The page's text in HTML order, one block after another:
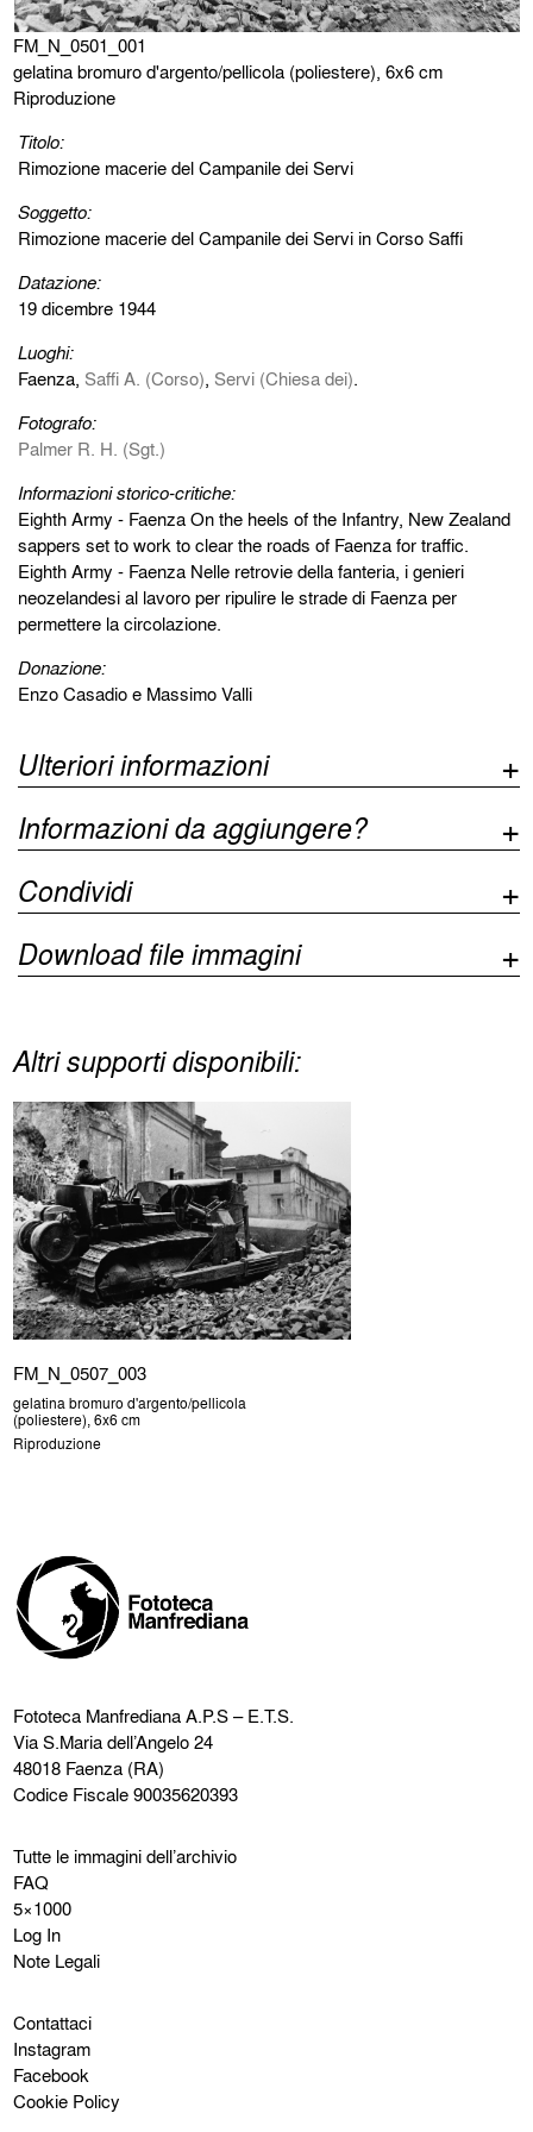
FM_N_0501_001
gelatina bromuro d'argento/pellicola (poliestere), 6x6 cm
Riproduzione
Titolo:
Rimozione macerie del Campanile dei Servi
Soggetto:
Rimozione macerie del Campanile dei Servi in Corso Saffi
Datazione:
19 dicembre 1944
Luoghi:
Faenza, Saffi A. (Corso), Servi (Chiesa dei).
Fotografo:
Palmer R. H. (Sgt.)
Informazioni storico-critiche:
Eighth Army - Faenza On the heels of the Infantry, New Zealand
sappers set to work to clear the roads of Faenza for traffic.
Eighth Army - Faenza Nelle retrovie della fanteria, i genieri
neozelandesi al lavoro per ripulire le strade di Faenza per
permettere la circolazione.
Donazione:
Enzo Casadio e Massimo Valli
Ulteriori informazioni
Informazioni da aggiungere?
Condividi
Download file immagini
Altri supporti disponibili:
FM_N_0507_003
gelatina bromuro d'argento/pellicola
(poliestere), 6x6 cm
Riproduzione
Fototeca ManfredianaA.P.S – E.T.S.
Via S.Maria dell’Angelo 24
48018 Faenza (RA)
Codice Fiscale 90035620393
Tutte le immagini dell’archivio
FAQ
5×1000
Log In
Note Legali
Contattaci
Instagram
Facebook
Cookie Policy